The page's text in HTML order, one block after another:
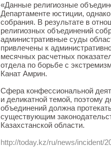
«Данные религиозные
Департаменте юстиции,
собрания. В результате в
религиозных объединений
административные суды
привлечены к
месячных расчетных
отдела по борьбе с
Канат Амрин.
Сфера конфессиональной
и деликатной темой, поэтому
объединений должна
существующим
Казахстанской области.
http://today.kz/ru/news/incident/